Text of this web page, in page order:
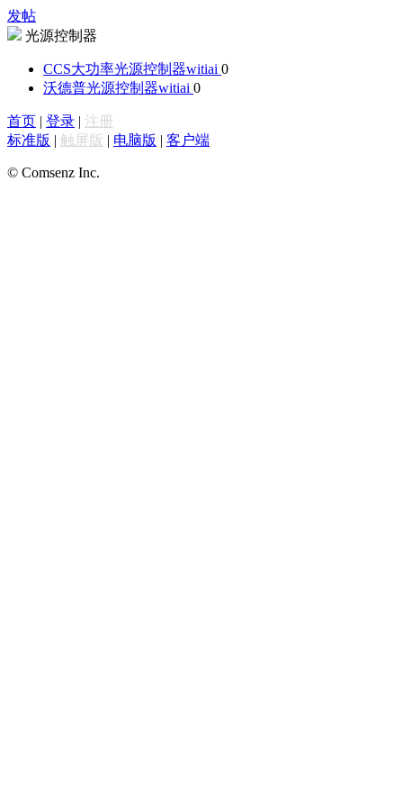
发帖
光源控制器
CCS大功率光源控制器witiai 0
沃德普光源控制器witiai 0
首页 | 登录 | 注册
标准版 | 触屏版 | 电脑版 | 客户端
© Comsenz Inc.